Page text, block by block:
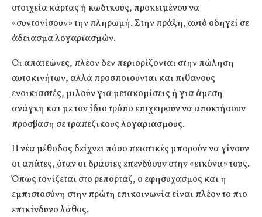
στοιχεία κάρτας ή κωδικούς, προκειμένου να
«συντονίσουν» την πληρωμή. Στην πράξη, αυτό οδηγεί σε
άδειασμα λογαριασμών.
Οι απατεώνες, πλέον δεν περιορίζονται στην πώληση
αυτοκινήτων, αλλά προσποιούνται και πιθανούς
ενοικιαστές, μιλούν για μετακομίσεις ή για άμεση
ανάγκη και με τον ίδιο τρόπο επιχειρούν να αποκτήσουν
πρόσβαση σε τραπεζικούς λογαριασμούς.
Η νέα μέθοδος δείχνει πόσο πειστικές μπορούν να γίνουν
οι απάτες, όταν οι δράστες επενδύουν στην «εικόνα» τους.
Όπως τονίζεται στο ρεπορτάζ, ο εφησυχασμός και η
εμπιστοσύνη στην πρώτη επικοινωνία είναι πλέον το πιο
επικίνδυνο λάθος.